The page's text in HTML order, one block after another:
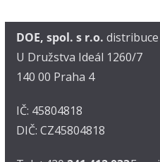
DOE, spol. s r.o.
U Družstva Ideál 1260/7
140 00 Praha 4
IČ: 45804818
DIČ: CZ45804818